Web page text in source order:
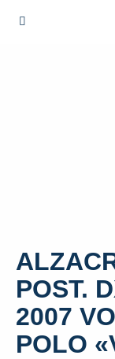
POST.
2007
POLO